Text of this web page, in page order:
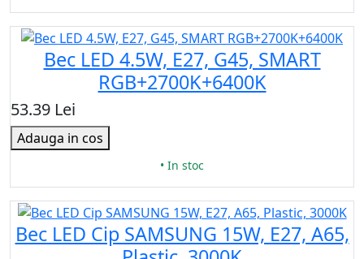
Bec LED 4.5W, E27, G45, SMART
RGB+2700K+6400K
53.39 Lei
Adauga in cos
• In stoc
Bec LED Cip SAMSUNG 15W, E27, A65,